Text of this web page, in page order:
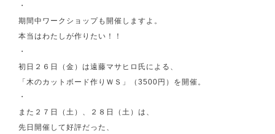
・
期間中ワークショップも開催しますよ。
本当はわたしが作りたい！！
・
初日２６日（金）は遠藤マサヒロ氏による、
「木のカットボード作りＷＳ」（3500円）を開催。
・
また２７日（土）、２８日（土）は、
先日開催して好評だった、